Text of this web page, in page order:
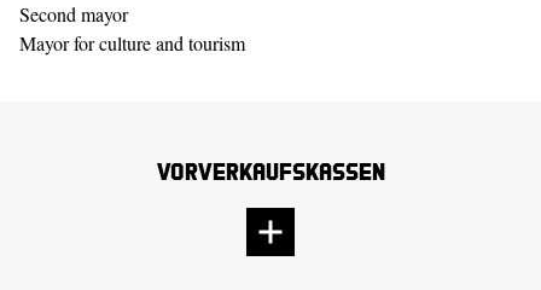
Second mayor
Mayor for culture and tourism
Vorverkaufskassen